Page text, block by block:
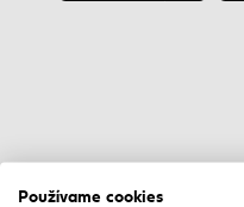
hneda
Používame cookies